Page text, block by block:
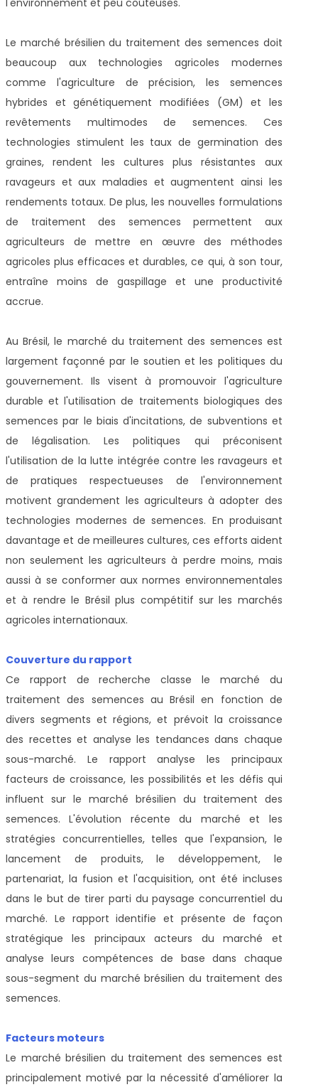
Le marché brésilien du traitement des semences doit
beaucoup aux technologies agricoles modernes
comme l'agriculture de précision, les semences
hybrides et génétiquement modifiées (GM) et les
revêtements multimodes de semences. Ces
technologies stimulent les taux de germination des
graines, rendent les cultures plus résistantes aux
ravageurs et aux maladies et augmentent ainsi les
rendements totaux. De plus, les nouvelles formulations
de traitement des semences permettent aux
agriculteurs de mettre en œuvre des méthodes
agricoles plus efficaces et durables, ce qui, à son tour,
entraîne moins de gaspillage et une productivité
accrue.
Au Brésil, le marché du traitement des semences est
largement façonné par le soutien et les politiques du
gouvernement. Ils visent à promouvoir l'agriculture
durable et l'utilisation de traitements biologiques des
semences par le biais d'incitations, de subventions et
de légalisation. Les politiques qui préconisent
l'utilisation de la lutte intégrée contre les ravageurs et
de pratiques respectueuses de l'environnement
motivent grandement les agriculteurs à adopter des
technologies modernes de semences. En produisant
davantage et de meilleures cultures, ces efforts aident
non seulement les agriculteurs à perdre moins, mais
aussi à se conformer aux normes environnementales
et à rendre le Brésil plus compétitif sur les marchés
agricoles internationaux.
Couverture du rapport
Ce rapport de recherche classe le marché du
traitement des semences au Brésil en fonction de
divers segments et régions, et prévoit la croissance
des recettes et analyse les tendances dans chaque
sous-marché. Le rapport analyse les principaux
facteurs de croissance, les possibilités et les défis qui
influent sur le marché brésilien du traitement des
semences. L'évolution récente du marché et les
stratégies concurrentielles, telles que l'expansion, le
lancement de produits, le développement, le
partenariat, la fusion et l'acquisition, ont été incluses
dans le but de tirer parti du paysage concurrentiel du
marché. Le rapport identifie et présente de façon
stratégique les principaux acteurs du marché et
analyse leurs compétences de base dans chaque
sous-segment du marché brésilien du traitement des
semences.
Facteurs moteurs
Le marché brésilien du traitement des semences est
principalement motivé par la nécessité d'améliorer la